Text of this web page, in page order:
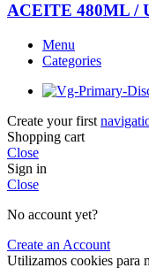
ACEITE 480ML /
Menu
Categories
Create your first
Shopping cart
Close
Sign in
Close
No account yet?
Create an Account
Utilizamos cookies para